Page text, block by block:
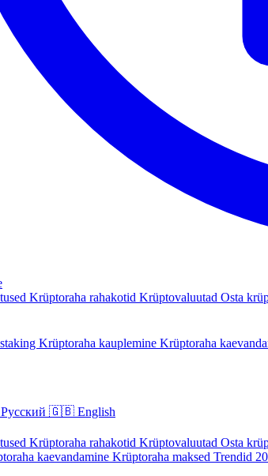
Krüptoraha rahakotid Krüptovaluutad Osta
Krüptoraha kauplemine Krüptoraha
Русский 🇬🇧 English
Krüptoraha rahakotid Krüptovaluutad Osta
kaevandamine Krüptoraha maksed Trendid